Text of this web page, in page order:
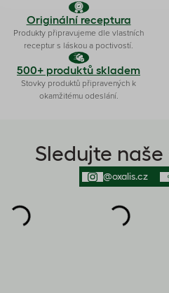
Originální receptura
Produkty připravujeme dle vlastních
receptur s láskou a poctivostí.
500+ produktů skladem
Stovky produktů připravených k
okamžitému odeslání.
Sledujte
@oxalis.cz